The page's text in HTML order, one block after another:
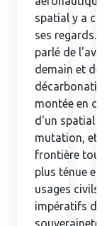
spatial y a
ses regards.
parlé de
demain et de
montée en
d'un spatial
mutation, et
frontière
plus ténue
usages civils et
impératifs de